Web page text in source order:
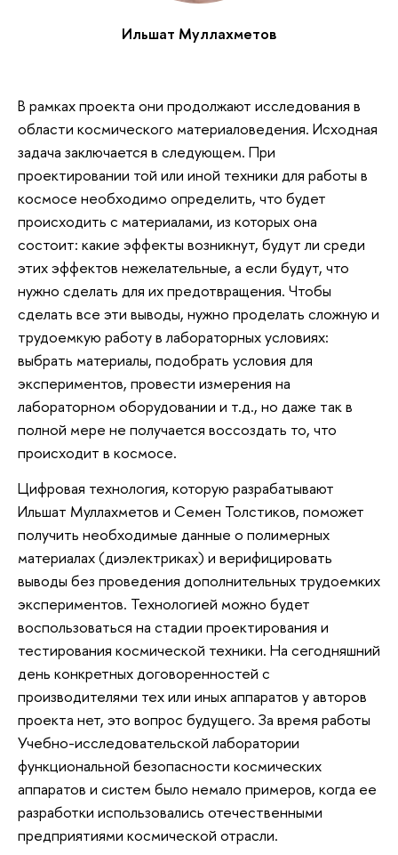
Ильшат Муллахметов
В рамках проекта они продолжают исследования в
области космического материаловедения. Исходная
задача заключается в следующем. При
проектировании той или иной техники для работы в
космосе необходимо определить, что будет
происходить с материалами, из которых она
состоит: какие эффекты возникнут, будут ли среди
этих эффектов нежелательные, а если будут, что
нужно сделать для их предотвращения. Чтобы
сделать все эти выводы, нужно проделать сложную и
трудоемкую работу в лабораторных условиях:
выбрать материалы, подобрать условия для
экспериментов, провести измерения на
лабораторном оборудовании и т.д., но даже так в
полной мере не получается воссоздать то, что
происходит в космосе.
Цифровая технология, которую разрабатывают
Ильшат Муллахметов и Семен Толстиков, поможет
получить необходимые данные о полимерных
материалах (диэлектриках) и верифицировать
выводы без проведения дополнительных трудоемких
экспериментов. Технологией можно будет
воспользоваться на стадии проектирования и
тестирования космической техники. На сегодняшний
день конкретных договоренностей с
производителями тех или иных аппаратов у авторов
проекта нет, это вопрос будущего. За время работы
Учебно-исследовательской лаборатории
функциональной безопасности космических
аппаратов и систем было немало примеров, когда ее
разработки использовались отечественными
предприятиями космической отрасли.